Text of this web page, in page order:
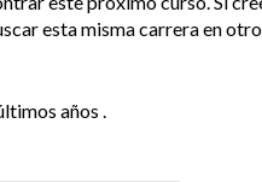
esta misma carrera en
años .